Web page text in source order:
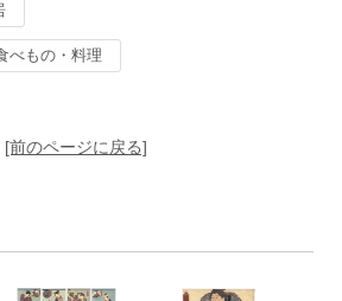
べもの・料理
[前のページに戻る]